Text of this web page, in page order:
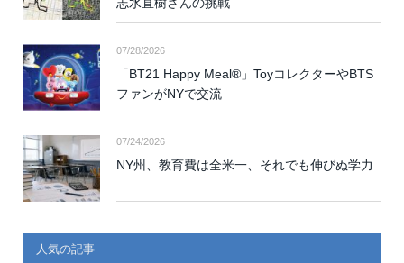
07/28/2026
「BT21 Happy Meal®」ToyコレクターやBTS
ファンがNYで交流
07/24/2026
NY州、教育費は全米一、それでも伸びぬ学力
人気の記事